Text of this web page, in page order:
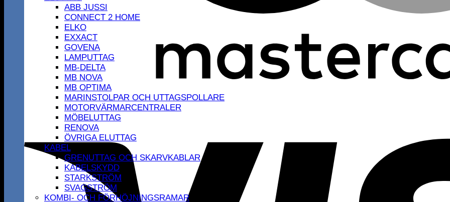
ABB JUSSI
CONNECT 2 HOME
ELKO
EXXACT
GOVENA
LAMPUTTAG
MB-DELTA
MB NOVA
MB OPTIMA
MARINSTOLPAR OCH UTTAGSPOLLARE
MOTORVÄRMARCENTRALER
MÖBELUTTAG
RENOVA
ÖVRIGA ELUTTAG
KABEL
GRENUTTAG OCH SKARVKABLAR
KABELSKYDD
STARKSTRÖM
SVAGSTRÖM
KOMBI- OCH FÖRHÖJNINGSRAMAR